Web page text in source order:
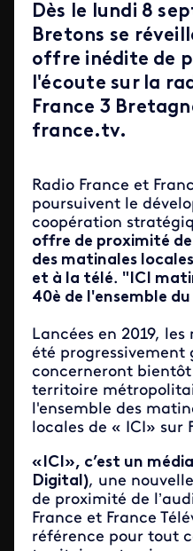
Dès le lundi 8
Bretons se
offre inédite de
l'écoute sur la
France 3
france.tv.
Radio France et
poursuivent le
coopération
offre de proximité
des matinales
et à la télé. "ICI
40è de l'ensemble du
Lancées en 2019,
été progressivement
concerneront
territoire
l'ensemble des
locales de « ICI» sur
«ICI», c’est un
Digital), une
de proximité de
France et France
référence pour tout